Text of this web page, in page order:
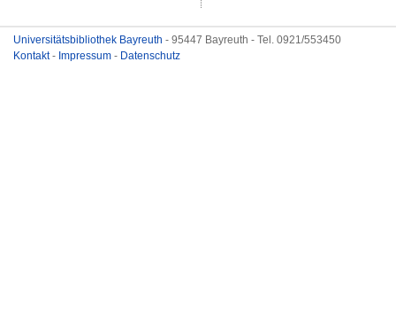
Universitätsbibliothek Bayreuth - 95447 Bayreuth - Tel. 0921/553450
Kontakt- Impressum - Datenschutz